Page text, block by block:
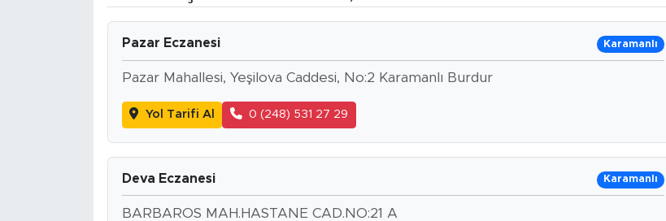
Pazar Eczanesi Karamanlı
Pazar Mahallesi, Yeşilova Caddesi, No:2 Karamanlı Burdur
Yol Tarifi Al 0 (248) 531 27 29
Deva Eczanesi Karamanlı
BARBAROS MAH.HASTANE CAD.NO:21 A
BİLİM-TEKNOLOJİ
RÖPÖRTAJ